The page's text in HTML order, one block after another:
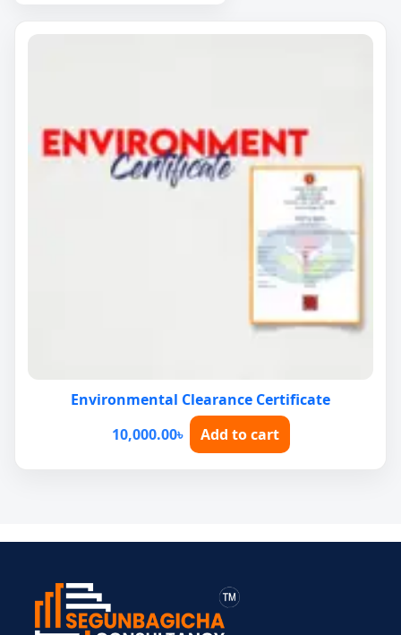
Environmental Clearance Certificate
10,000.00৳ Add to cart